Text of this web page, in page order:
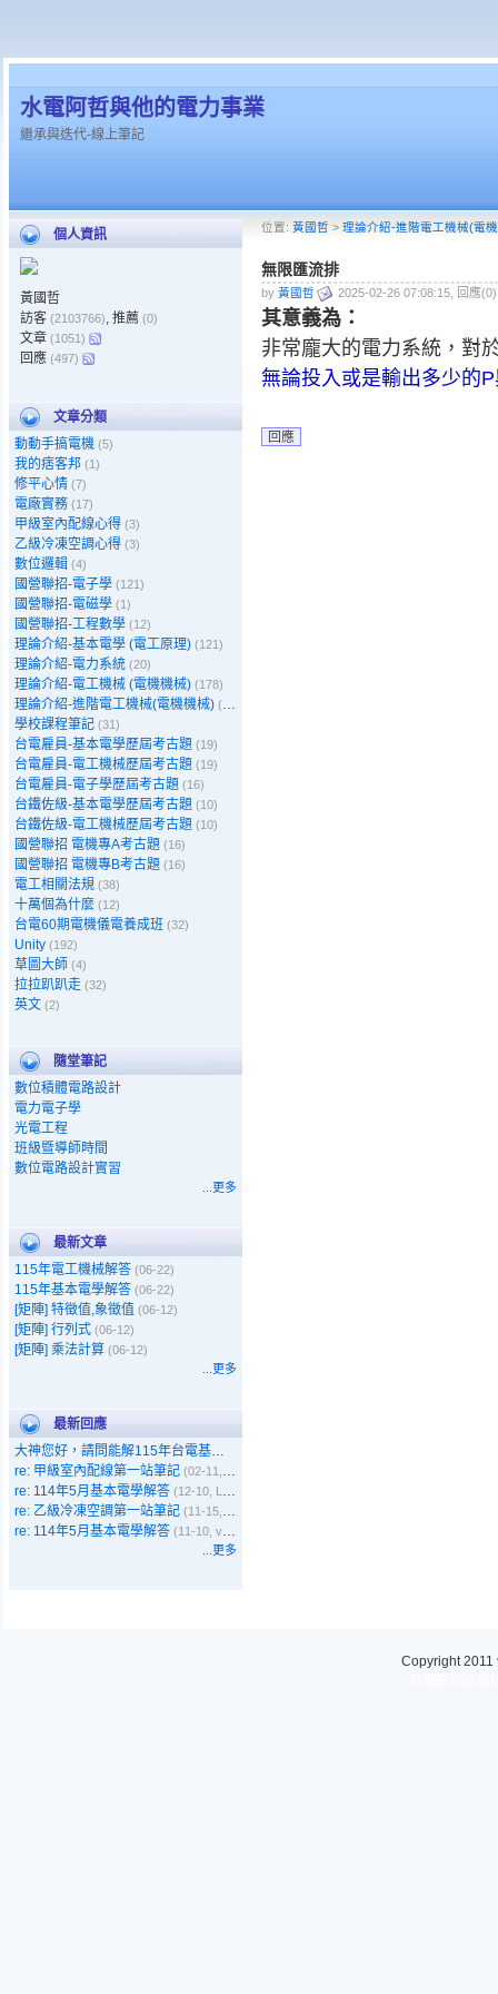
水電阿哲與他的電力事業
繼承與迭代-線上筆記
個人資訊
黃國哲
訪客 (2103766), 推薦 (0)
文章 (1051)
回應 (497)
文章分類
動動手搞電機 (5)
我的痞客邦 (1)
修平心情 (7)
電廠實務 (17)
甲級室內配線心得 (3)
乙級冷凍空調心得 (3)
數位邏輯 (4)
國營聯招-電子學 (121)
國營聯招-電磁學 (1)
國營聯招-工程數學 (12)
理論介紹-基本電學 (電工原理) (121)
理論介紹-電力系統 (20)
理論介紹-電工機械 (電機機械) (178)
理論介紹-進階電工機械(電機機械) (39)
學校課程筆記 (31)
台電雇員-基本電學歷屆考古題 (19)
台電雇員-電工機械歷屆考古題 (19)
台電雇員-電子學歷屆考古題 (16)
台鐵佐級-基本電學歷屆考古題 (10)
台鐵佐級-電工機械歷屆考古題 (10)
國營聯招 電機專A考古題 (16)
國營聯招 電機專B考古題 (16)
電工相關法規 (38)
十萬個為什麼 (12)
台電60期電機儀電養成班 (32)
Unity (192)
草圖大師 (4)
拉拉趴趴走 (32)
英文 (2)
隨堂筆記
數位積體電路設計
電力電子學
光電工程
班級暨導師時間
數位電路設計實習
...更多
最新文章
115年電工機械解答 (06-22)
115年基本電學解答 (06-22)
[矩陣] 特徵值,象徵值 (06-12)
[矩陣] 行列式 (06-12)
[矩陣] 乘法計算 (06-12)
...更多
最新回應
大神您好，請問能解115年台電基本電學嗎
re: 甲級室內配線第一站筆記 (02-11, 呵呵)
re: 114年5月基本電學解答 (12-10, Leo)
re: 乙級冷凍空調第一站筆記 (11-15, Emma)
re: 114年5月基本電學解答 (11-10, vbyer)
...更多
位置: 黃國哲 > 理論介紹-進階電工機械(電
無限匯流排
by 黃國哲 2025-02-26 07:08:15, 回應
其意義為：
非常龐大的電力系統，對
無論投入或是輸出多少的
回應
Copyright 2011